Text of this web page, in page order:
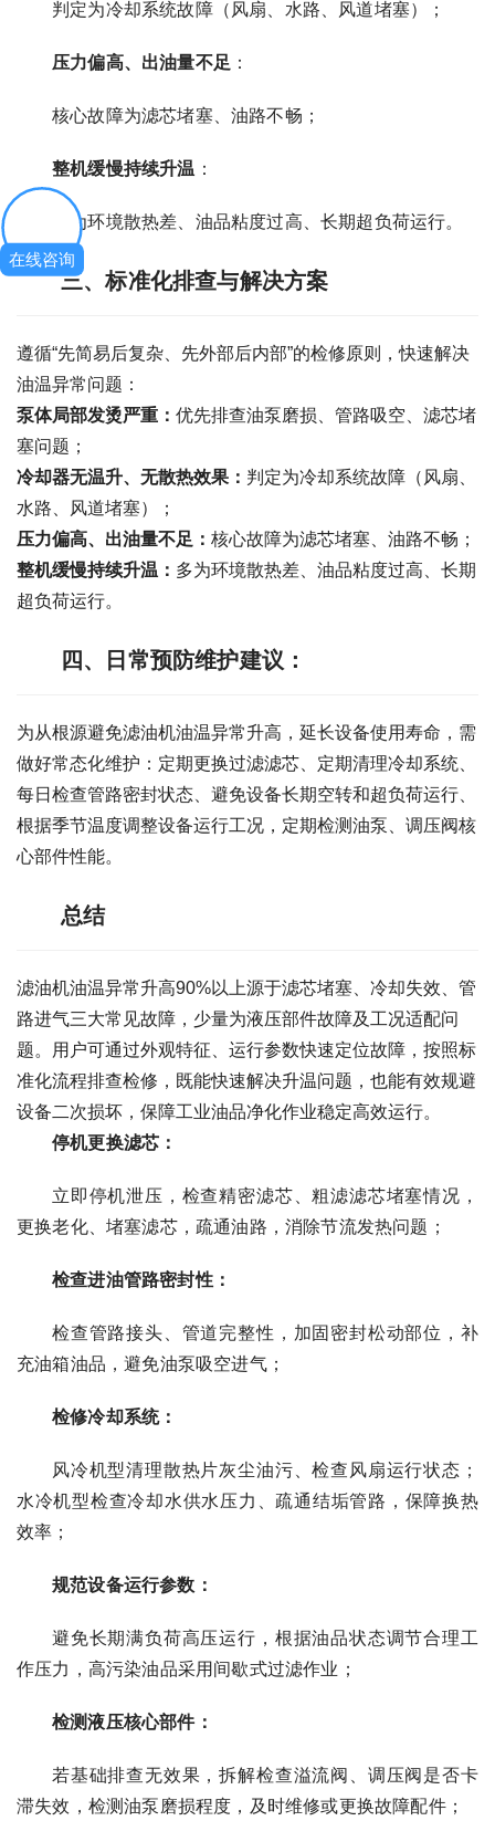
判定为冷却系统故障（风扇、水路、风道堵塞）；
压力偏高、出油量不足 ：
核心故障为滤芯堵塞、油路不畅；
整机缓慢持续升温 ：
多为环境散热差、油品粘度过高、长期超负荷运行。
三、标准化排查与解决方案
遵循“先简易后复杂、先外部后内部”的检修原则，快速解决
油温异常问题：
泵体局部发烫严重： 优先排查油泵磨损、管路吸空、滤芯堵
塞问题；
冷却器无温升、无散热效果： 判定为冷却系统故障（风扇、
水路、风道堵塞）；
压力偏高、出油量不足： 核心故障为滤芯堵塞、油路不畅；
整机缓慢持续升温： 多为环境散热差、油品粘度过高、长期
超负荷运行。
四、日常预防维护建议：
为从根源避免滤油机油温异常升高，延长设备使用寿命，需
做好常态化维护：定期更换过滤滤芯、定期清理冷却系统、
每日检查管路密封状态、避免设备长期空转和超负荷运行、
根据季节温度调整设备运行工况，定期检测油泵、调压阀核
心部件性能。
总结
滤油机油温异常升高90%以上源于滤芯堵塞、冷却失效、管
路进气三大常见故障，少量为液压部件故障及工况适配问
题。用户可通过外观特征、运行参数快速定位故障，按照标
准化流程排查检修，既能快速解决升温问题，也能有效规避
设备二次损坏，保障工业油品净化作业稳定高效运行。
停机更换滤芯：
立即停机泄压，检查精密滤芯、粗滤滤芯堵塞情况，
更换老化、堵塞滤芯，疏通油路，消除节流发热问题；
检查进油管路密封性：
检查管路接头、管道完整性，加固密封松动部位，补
充油箱油品，避免油泵吸空进气；
检修冷却系统：
风冷机型清理散热片灰尘油污、检查风扇运行状态；
水冷机型检查冷却水供水压力、疏通结垢管路，保障换热
效率；
规范设备运行参数：
避免长期满负荷高压运行，根据油品状态调节合理工
作压力，高污染油品采用间歇式过滤作业；
检测液压核心部件：
若基础排查无效果，拆解检查溢流阀、调压阀是否卡
滞失效，检测油泵磨损程度，及时维修或更换故障配件；
在线咨询